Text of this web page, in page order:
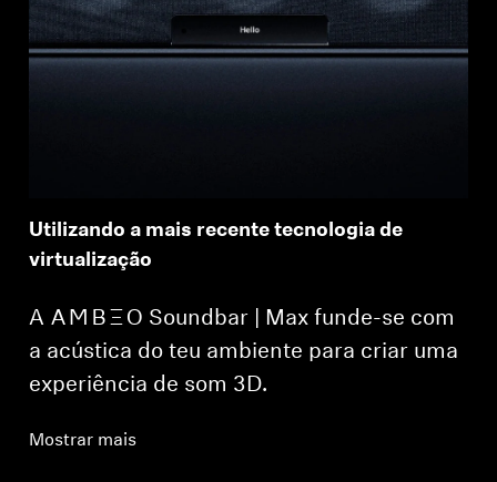
Utilizando a mais recente tecnologia de
virtualização
A -AMBEO- Soundbar | Max funde-se com
a acústica do teu ambiente para criar uma
experiência de som 3D.
Mostrar mais